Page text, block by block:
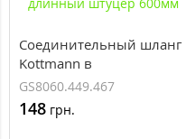
Соединительный шланг
Kottmann в
нержавеющей оплетке
для воды В 1/2 x М10х1
длинный штуцер 600мм
GS8060.449.467
148 грн.